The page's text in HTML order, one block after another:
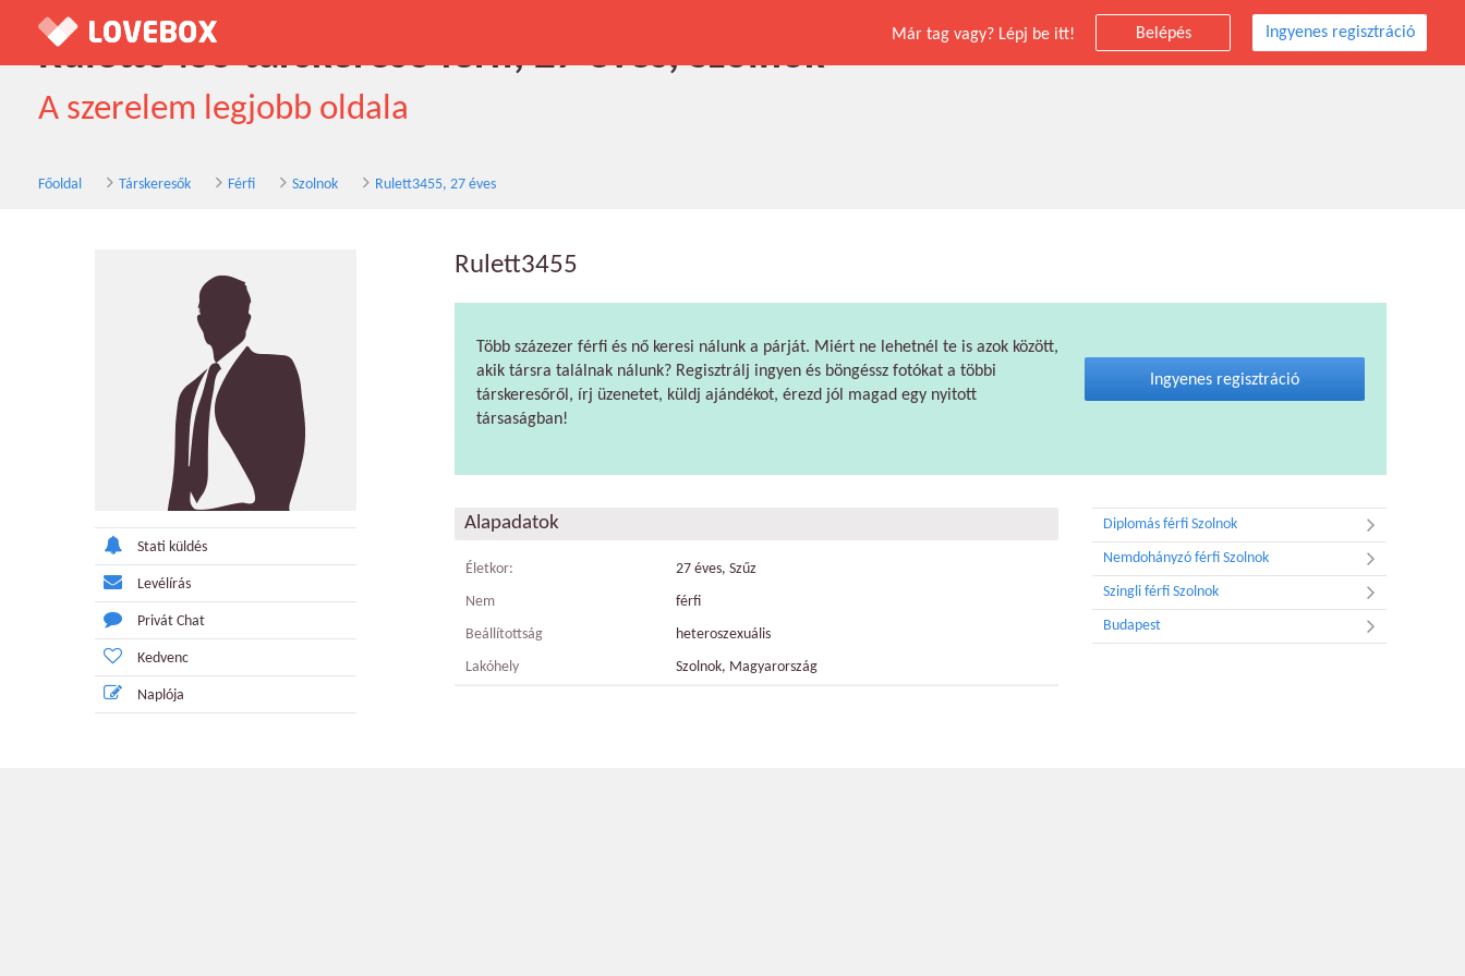
Már tag vagy? Lépj be itt! Belépés Ingyenes regisztráció
Rulett3455 társkereső férfi, 27 éves, Szolnok
A szerelem legjobb oldala
Főoldal Társkeresők Férfi Szolnok Rulett3455, 27 éves
Stati küldés
Levélírás
Privát Chat
Kedvenc
Naplója
Rulett3455
Több százezer férfi és nő keresi nálunk a párját. Miért ne lehetnél te is azok között,
akik társra találnak nálunk? Regisztrálj ingyen és böngéssz fotókat a többi
társkeresőről, írj üzenetet, küldj ajándékot, érezd jól magad egy nyitott
társaságban!
Ingyenes regisztráció
Alapadatok
Életkor:
27 éves, Szűz
Nem
férfi
Beállítottság
heteroszexuális
Lakóhely
Szolnok, Magyarország
Diplomás férfi Szolnok
Nemdohányzó férfi Szolnok
Szingli férfi Szolnok
Budapest